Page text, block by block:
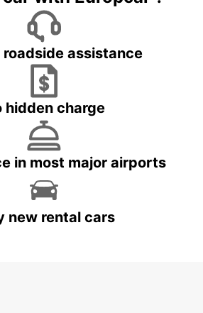
roadside assistance
hidden charge
in most major airports
new rental cars